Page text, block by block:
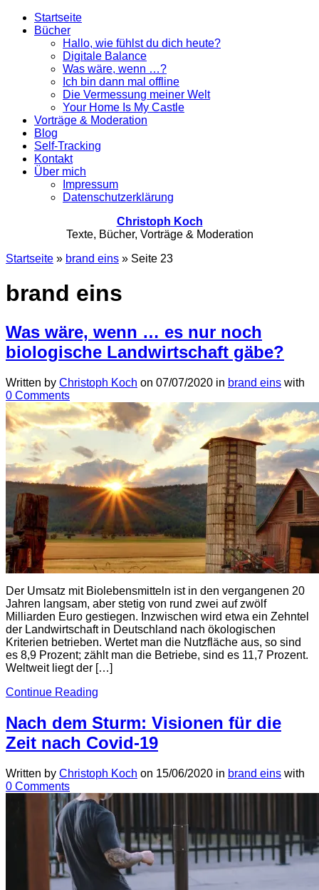
Startseite
Bücher
Hallo, wie fühlst du dich heute?
Digitale Balance
Was wäre, wenn …?
Ich bin dann mal offline
Die Vermessung meiner Welt
Your Home Is My Castle
Vorträge & Moderation
Blog
Self-Tracking
Kontakt
Über mich
Impressum
Datenschutzerklärung
Christoph Koch
Texte, Bücher, Vorträge & Moderation
Startseite » brand eins » Seite 23
brand eins
Was wäre, wenn … es nur noch
biologische Landwirtschaft gäbe?
Written by Christoph Koch on 07/07/2020 in brand eins with
0 Comments
Der Umsatz mit Biolebensmitteln ist in den vergangenen 20
Jahren langsam, aber stetig von rund zwei auf zwölf
Milliarden Euro gestiegen. Inzwischen wird etwa ein Zehntel
der Landwirtschaft in Deutschland nach ökologischen
Kriterien betrieben. Wertet man die Nutzfläche aus, so sind
es 8,9 Prozent; zählt man die Betriebe, sind es 11,7 Prozent.
Weltweit liegt der […]
Continue Reading
Nach dem Sturm: Visionen für die
Zeit nach Covid-19
Written by Christoph Koch on 15/06/2020 in brand eins with
0 Comments